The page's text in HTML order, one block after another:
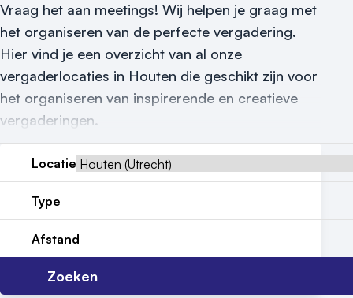
Meld locatie aan
Nieuws
Reviews (5⭐️)
Contact
Vraag het aan meetings! Wij helpen je graag met
het organiseren van de perfecte vergadering.
Hier vind je een overzicht van al onze
vergaderlocaties in Houten die geschikt zijn voor
het organiseren van inspirerende en creatieve
vergaderingen.
Locatie
Type
Afstand
Zoeken